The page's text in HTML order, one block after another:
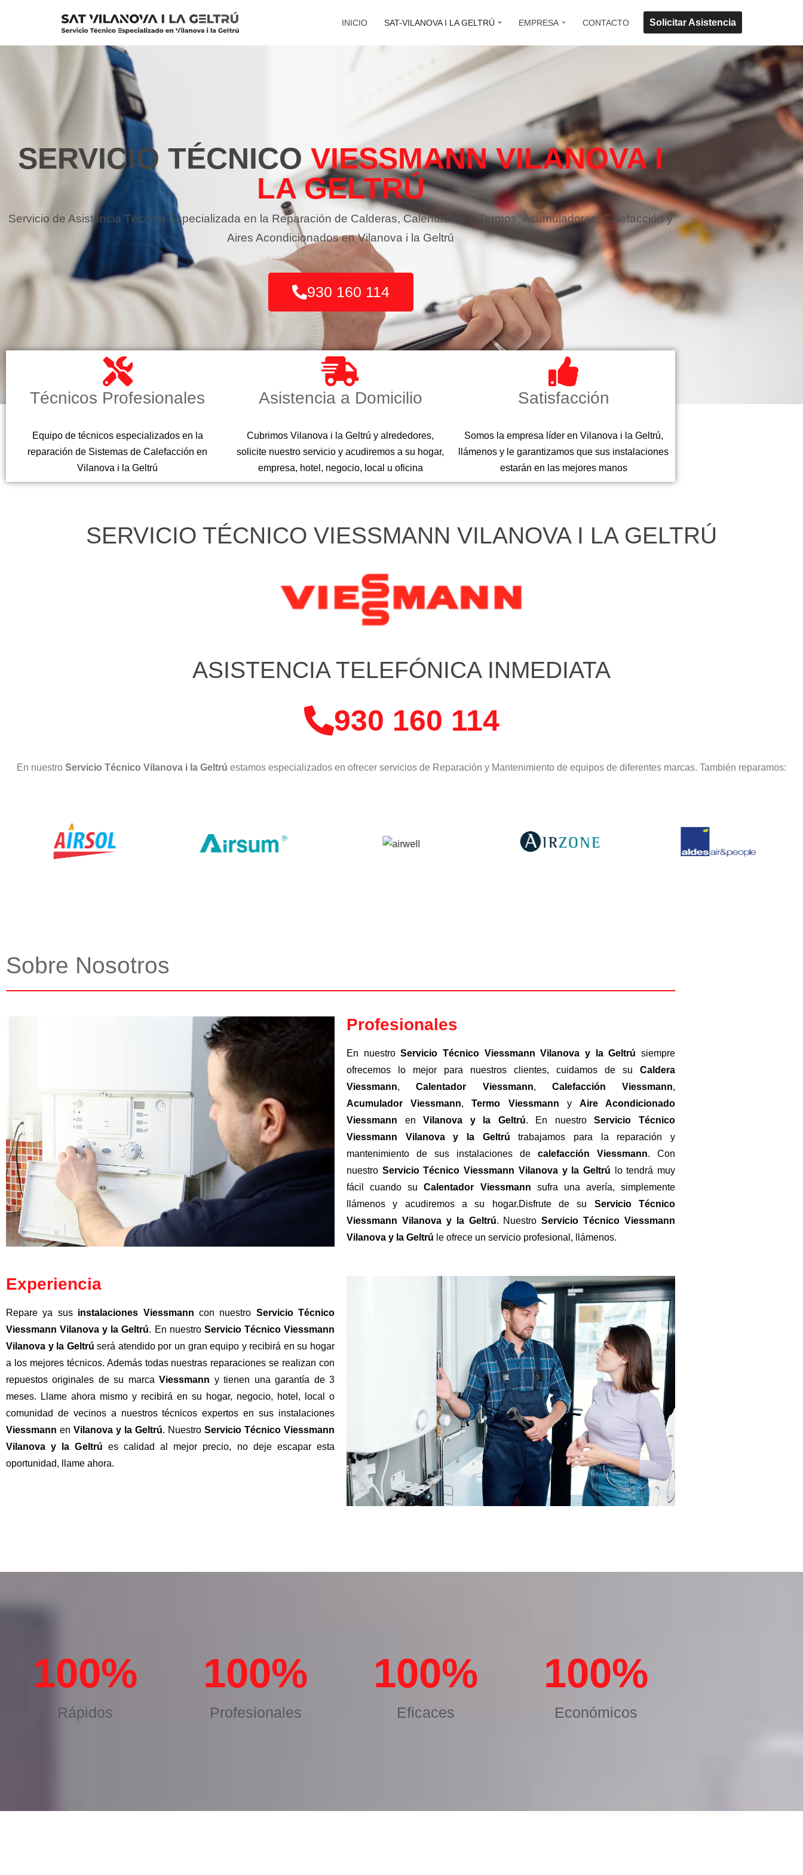
INICIO SAT-VILANOVA I LA GELTRÚ EMPRESA CONTACTO Solicitar Asistencia
SERVICIO TÉCNICO VIESSMANN VILANOVA I
LA GELTRÚ
Servicio de Asistencia Técnica Especializada en la Reparación de Calderas, Calentadores, Termos, Acumuladores, Calefacción y
Aires Acondicionados en Vilanova i la Geltrú
930 160 114
Técnicos Profesionales
Equipo de técnicos especializados en la
reparación de Sistemas de Calefacción en
Vilanova i la Geltrú
Asistencia a Domicilio
Cubrimos Vilanova i la Geltrú y alrededores,
solicite nuestro servicio y acudiremos a su hogar,
empresa, hotel, negocio, local u oficina
Satisfacción
Somos la empresa líder en Vilanova i la Geltrú,
llámenos y le garantizamos que sus instalaciones
estarán en las mejores manos
SERVICIO TÉCNICO VIESSMANN VILANOVA I LA GELTRÚ
ASISTENCIA TELEFÓNICA INMEDIATA
930 160 114
En nuestro Servicio Técnico Vilanova i la Geltrú estamos especializados en ofrecer servicios de Reparación y Mantenimiento de equipos de diferentes marcas. También reparamos:
Sobre Nosotros
Profesionales
En nuestroServicio Técnico Viessmann Vilanova y la Geltrúsiempre
ofrecemos lo mejor para nuestros clientes, cuidamos de su Caldera
Viessmann,Calentador Viessmann, Calefacción Viessmann,
Acumulador Viessmann,Termo Viessmann y Aire Acondicionado
Viessmann enVilanova y la Geltrú. En nuestroServicio Técnico
Viessmann Vilanova y la Geltrú trabajamos para la reparación y
mantenimiento de sus instalaciones de calefacción Viessmann. Con
nuestro Servicio Técnico Viessmann Vilanova y la Geltrú
lo tendrá muy
fácil cuando suCalentador Viessmann sufra una avería, simplemente
llámenos y acudiremos a su hogar.Disfrute de su Servicio Técnico
Viessmann Vilanova y la Geltrú. NuestroServicio Técnico Viessmann
Vilanova y la Geltrú le ofrece un servicio profesional, llámenos.
Experiencia
Repare ya sus instalaciones Viessmann con nuestro Servicio Técnico
Viessmann Vilanova y la Geltrú. En nuestro Servicio Técnico Viessmann
Vilanova y la Geltrú será atendido por un gran equipo y recibirá en su hogar
a los mejores técnicos. Además todas nuestras reparaciones se realizan con
repuestos originales de su marcaViessmann y tienen una garantía de 3
meses. Llame ahora mismo y recibirá en su hogar, negocio, hotel, local o
comunidad de vecinos a nuestros técnicos expertos en sus instalaciones
Viessmann en Vilanova y la Geltrú. Nuestro Servicio Técnico Viessmann
Vilanova y la Geltrú es calidad al mejor precio, no deje escapar esta
oportunidad, llame ahora.
Rápidos
100%
Profesionales
100%
Eficaces
100%
Económicos
100%